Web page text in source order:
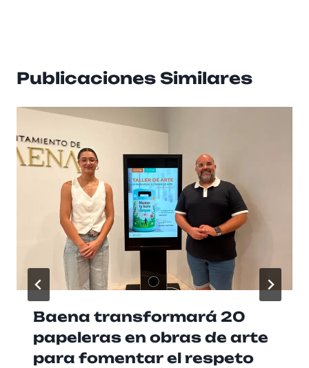
Publicaciones Similares
Baena transformará 20
papeleras en obras de arte
para fomentar el respeto